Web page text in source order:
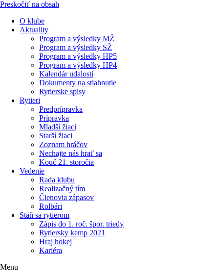
Preskočiť na obsah
O klube
Aktuality
Program a výsledky MŽ
Program a výsledky SŽ
Program a výsledky HP5
Program a výsledky HP4
Kalendár udalostí
Dokumenty na stiahnutie
Rytierske spisy
Rytieri
Predprípravka
Prípravka
Mladší žiaci
Starší žiaci
Zoznam hráčov
Nechajte nás hrať sa
Kouč 21. storočia
Vedenie
Rada klubu
Realizačný tím
Členovia zápasov
Rolbári
Staň sa rytierom
Zápis do 1. roč. špor. triedy
Rytiersky kemp 2021
Hraj hokej
Kariéra
Menu